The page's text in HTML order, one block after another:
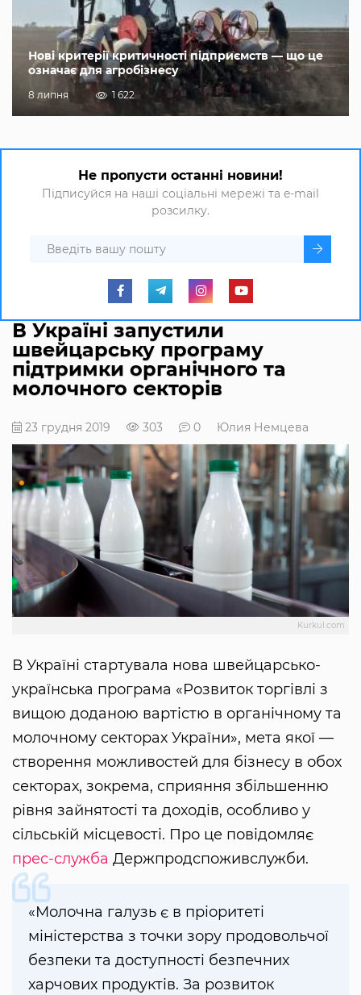
Нові критерії критичності підприємств — що це
означає для агробізнесу
8 липня 1 622
Не пропусти останні новини!
Підписуйся на наші соціальні мережі та e-mail
розсилку.
В Україні запустили
швейцарську програму
підтримки органічного та
молочного секторів
23 грудня 2019 303 0 Юлия Немцева
Kurkul.com
В Україні стартувала нова швейцарсько-
українська програма «Розвиток торгівлі з
вищою доданою вартістю в органічному та
молочному секторах України», мета якої —
створення можливостей для бізнесу в обох
секторах, зокрема, сприяння збільшенню
рівня зайнятості та доходів, особливо у
сільській місцевості. Про це повідомляє
прес-служба Держпродспоживслужби.
«Молочна галузь є в пріоритеті
міністерства з точки зору продовольчої
безпеки та доступності безпечних
харчових продуктів. За розвиток